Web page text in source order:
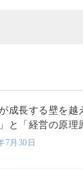
成長する壁を越
」と「経営の原理
7月30日